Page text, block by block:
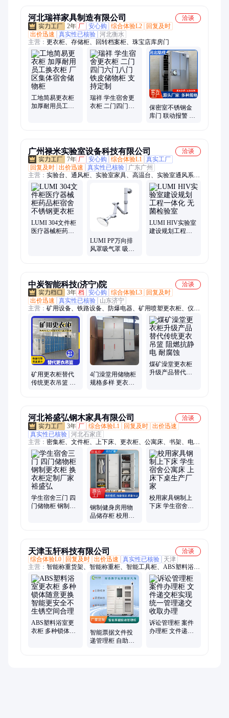
河北瑞祥家具制造有限公司
洽谈
2年 厂 安心购 综合体验L2
回复及时
出价迅速
真实性已核验 河北衡水
主营： 更衣柜、存储柜、回转档案柜、珠宝店库房门
工地简易更衣柜
加厚耐用员工换
瑞祥 学生宿舍更
衣柜 二门四门六
保密室不锈钢金
库门 联动报警 防
广州禄米实验室设备科技有限公司
洽谈
7年 厂 安心购 综合体验L1 真实工厂
回复及时 出价迅速 真实性已核验
广东广州
主营： 实验台、通风柜、实验室家具、高温台、实验室通风系
统、实验室装修、实验室设计、实验室气体、洁净室、洁净车
间、取材台、仪器台、天平台、试剂柜、药品柜、器皿柜、器械
柜、安全柜、防爆柜、样品柜、风淋室、货淋室
LUMI 304文件柜
医疗器械柜药品
LUMI PP万向排
风罩吸气罩 吸附
LUMI HIV实验室
建设规划工程一
中炭智能科技(济宁)院
洽谈
3年 档 安心购 综合体验L3
回复及时
出价迅速
真实性已核验
山东济宁
主营： 矿用设备、铁路设备、防爆电器、矿用喷塑更衣柜、仪器
仪表、路面机械、工程机械、智能制造
矿用更衣柜替代
传统更衣吊篮 阻
4门澡堂用储物柜
规格多样 更衣柜
煤矿澡堂更衣柜
升级产品替代传
河北裕盛弘钢木家具有限公司
洽谈
3年 厂 综合体验L1 回复及时 出价迅速
真实性已核验 河北石家庄
主营： 密集柜、文件柜、上下床、更衣柜、公寓床、书架、电脑
翻转桌、制式床、制式储物柜、制式学习桌、保密柜、货架、餐
桌、选层柜、枪柜
学生宿舍三门 四
门储物柜 钢制更
钢制健身房用物
品储存柜 校用学
校用家具钢制上
下床 学生宿舍公
天津玉轩科技有限公司
洽谈
综合体验L0
回复及时 出价迅速 真实性已核验
天津
主营： 智能称重货架、智能称重柜、智能工具柜、ABS塑料浴室
更衣柜、智能手机充电柜、智能物料柜、办公耗材领用柜、智能
档案柜、智能毒麻药品柜、智能无人仓、智能仓储设备、智能文
件柜、智能吊索柜、智能柜工厂、箱柜生产
ABS塑料浴室更
衣柜 多种锁体随
智能票据文件投
递管理柜 自助投
诉讼管理柜 案件
办理柜 文件递交